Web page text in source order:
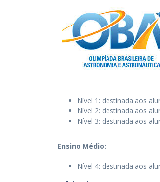
Nível 1: destinada aos
Nível 2: destinada aos
Nível 3: destinada aos
Ensino Médio:
Nível 4: destinada aos